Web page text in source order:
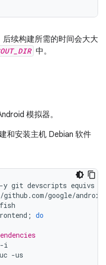
续构建所需的时间会大大
中。
模拟器。
和安装主机 Debian 软件
-y git devscripts equivs
google/
; do
-i